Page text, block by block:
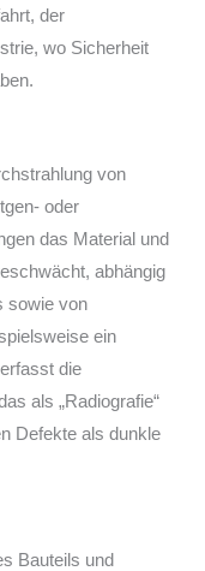
der
wo Sicherheit
von
oder
das Material und
abhängig
sowie von
ein
die
als „Radiografie“
Defekte als dunkle
Bauteils und